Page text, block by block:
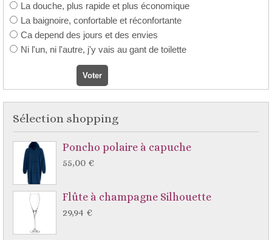
La douche, plus rapide et plus économique
La baignoire, confortable et réconfortante
Ca depend des jours et des envies
Ni l'un, ni l'autre, j'y vais au gant de toilette
Sélection shopping
Poncho polaire à capuche
55,00 €
Flûte à champagne Silhouette
29,94 €